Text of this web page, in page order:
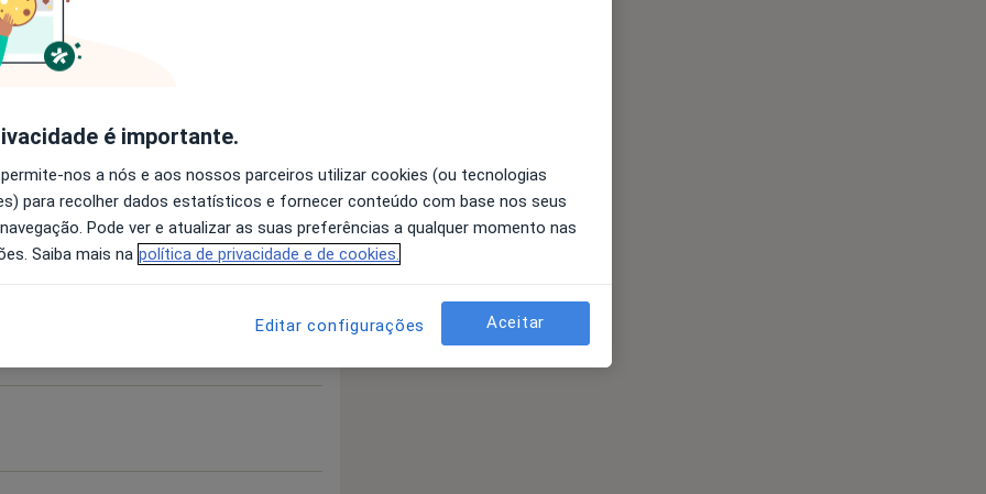
a experiência
é importante.
nos a nós e aos nossos parceiros utilizar cookies (ou tecnologias
para recolher dados estatísticos e fornecer conteúdo com base nos seus
Pode ver e atualizar as suas preferências a qualquer momento nas
Saiba mais na política de privacidade e de cookies.
Editar configurações Aceitar